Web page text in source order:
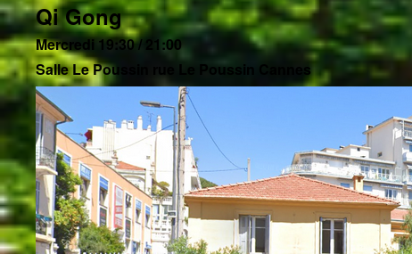
Qi Gong
Mercredi 19:30 / 21:00
Salle Le Poussin rue Le Poussin Cannes